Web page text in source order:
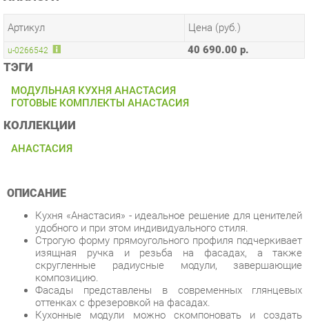
u-0266542 40 690.00 р.
ТЭГИ
МОДУЛЬНАЯ КУХНЯ АНАСТАСИЯ
ГОТОВЫЕ КОМПЛЕКТЫ АНАСТАСИЯ
КОЛЛЕКЦИИ
АНАСТАСИЯ
ОПИСАНИЕ
Строгую форму прямоугольного профиля подчеркивает
скругленные радиусные модули, завершающие
композицию.
Фасады представлены в современных глянцевых
оттенках с фрезеровкой на фасадах.
Кухонные модули можно скомпоновать и создать
гарнитур любой конфигурации под разные размеры
помещения.
Вставки из стекла делают кухню более лёгкой, а
дизайн нестандартным.